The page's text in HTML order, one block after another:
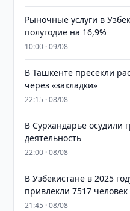
Рыночные услуги в
полугодие на 16,9%
10:00 · 09/08
В Ташкенте пресекли
через «закладки»
22:15 · 08/08
В Сурхандарье осудили
деятельность
22:00 · 08/08
В Узбекистане в 2025
привлекли 7517
21:45 · 08/08